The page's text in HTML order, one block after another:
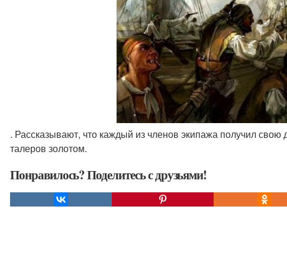
. Рассказывают, что каждый из членов экипажа получил
талеров золотом.
Понравилось? Поделитесь с друзьями!